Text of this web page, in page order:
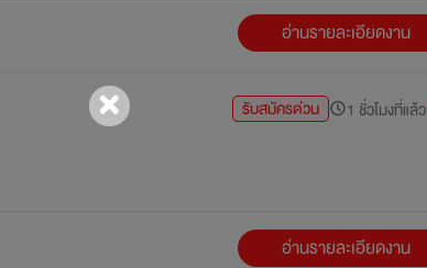
อ่านรายละเอียดงาน
รับสมัครด่วน 1 ชั่วโมงที่แล้ว
อ่านรายละเอียดงาน